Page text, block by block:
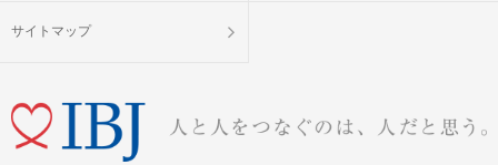
サイトマップ